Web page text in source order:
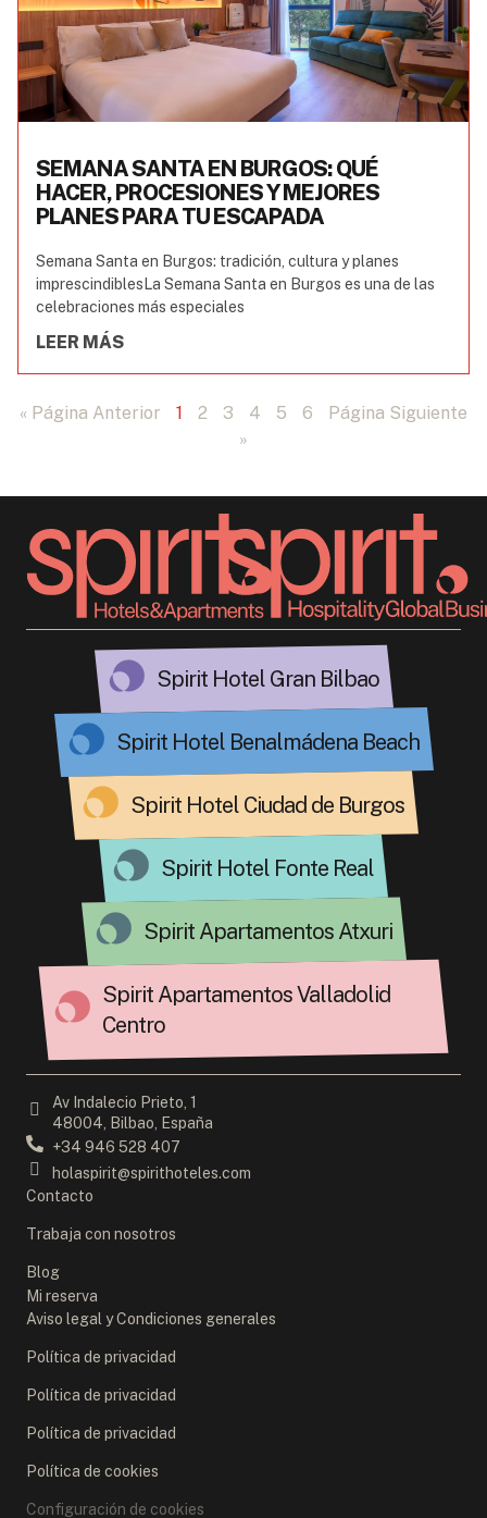
SEMANA SANTA EN BURGOS: QUÉ
HACER, PROCESIONES Y MEJORES
PLANES PARA TU ESCAPADA
Semana Santa en Burgos: tradición, cultura y planes
imprescindiblesLa Semana Santa en Burgos es una de las
celebraciones más especiales
LEER MÁS
« Página Anterior 1 2 3 4 5 6
Página Siguiente
»
Spirit Hotel Gran Bilbao
Spirit Hotel Benalmádena Beach
Spirit Hotel Ciudad de Burgos
Spirit Hotel Fonte Real
Spirit Apartamentos Atxuri
Spirit Apartamentos Valladolid
Centro
Av Indalecio Prieto, 1
48004, Bilbao, España
+34 946 528 407
holaspirit@spirithoteles.com
Contacto
Trabaja con nosotros
Blog
Mi reserva
Aviso legal y Condiciones generales
Política de privacidad
Política de privacidad
Política de privacidad
Política de cookies
Configuración de cookies